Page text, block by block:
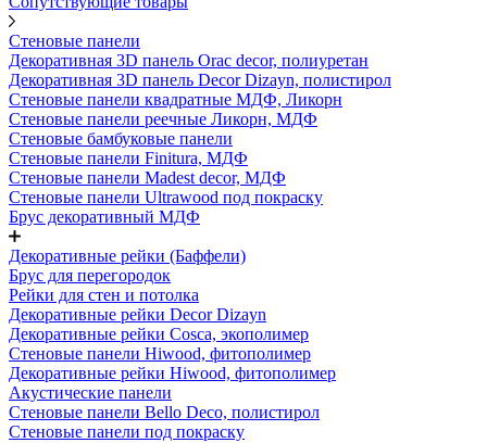
Стеновые панели
Декоративная 3D панель Orac decor, полиуретан
Декоративная 3D панель Decor Dizayn, полистирол
Стеновые панели квадратные МДФ, Ликорн
Стеновые панели реечные Ликорн, МДФ
Стеновые бамбуковые панели
Стеновые панели Finitura, МДФ
Стеновые панели Madest decor, МДФ
Стеновые панели Ultrawood под покраску
Брус декоративный МДФ
Декоративные рейки (Баффели)
Брус для перегородок
Рейки для стен и потолка
Декоративные рейки Decor Dizayn
Декоративные рейки Cosca, экополимер
Стеновые панели Hiwood, фитополимер
Декоративные рейки Hiwood, фитополимер
Акустические панели
Стеновые панели Bello Deco, полистирол
Стеновые панели под покраску